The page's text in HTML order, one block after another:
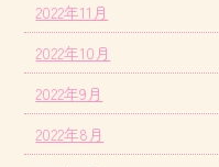
2022年11月
2022年10月
2022年9月
2022年8月